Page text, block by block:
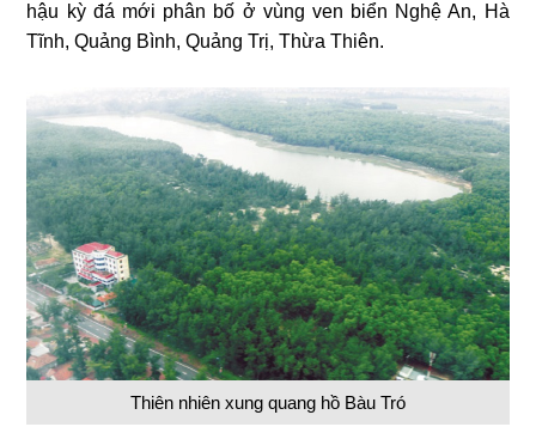
hậu kỳ đá mới phân bố ở vùng ven biển Nghệ An, Hà
Tĩnh, Quảng Bình, Quảng Trị, Thừa Thiên.
Thiên nhiên xung quang hồ Bàu Tró